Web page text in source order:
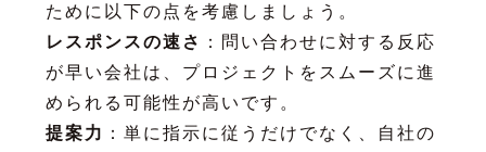
ために以下の点を考慮しましょう。
レスポンスの速さ
：問い合わせに対する反応
が早い会社は、プロジェクトをスムーズに進
められる可能性が高いです。
提案力 ：単に指示に従うだけでなく、自社の